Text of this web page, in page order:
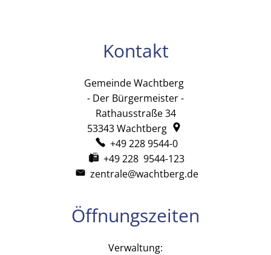
Kontakt
Gemeinde Wachtberg
- Der Bürgermeister -
Rathausstraße 34
53343Wachtberg
+49 228 9544-0
+49 228 9544-123
zentrale@wachtberg.de
Öffnungszeiten
Verwaltung: